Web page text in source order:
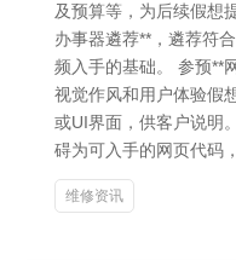
及预算等，为后续假想
办事器遴荐**，遴荐符
频入手的基础。 参预**
视觉作风和用户体验假
或UI界面，供客户说明
碍为可入手的网页代码
维修资讯